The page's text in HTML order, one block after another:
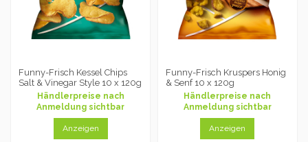
Funny-Frisch Kessel Chips
Salt & Vinegar Style 10 x 120g
Händlerpreise nach
Anmeldung sichtbar
Anzeigen
Funny-Frisch Kruspers Honig
& Senf 10 x 120g
Händlerpreise nach
Anmeldung sichtbar
Anzeigen